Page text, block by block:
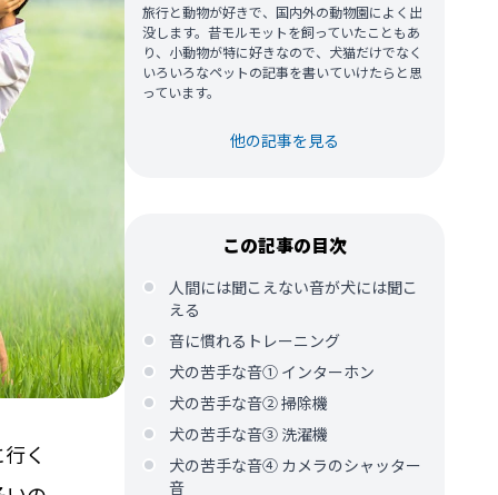
く
旅行と動物が好きで、国内外の動物園によく出
没します。昔モルモットを飼っていたこともあ
り、小動物が特に好きなので、犬猫だけでなく
いろいろなペットの記事を書いていけたらと思
っています。
他の記事を見る
この記事の目次
人間には聞こえない音が犬には聞こ
える
音に慣れるトレーニング
犬の苦手な音① インターホン
犬の苦手な音② 掃除機
犬の苦手な音③ 洗濯機
犬の苦手な音④ カメラのシャッター
音